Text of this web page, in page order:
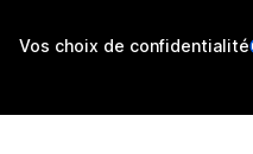
Vos choix de confidentialité